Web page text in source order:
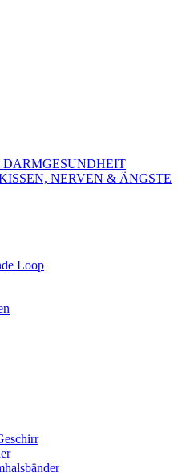
NERVEN & ÄNGSTE
Loop